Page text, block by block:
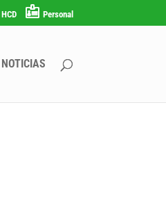
HCD Personal
NOTICIAS